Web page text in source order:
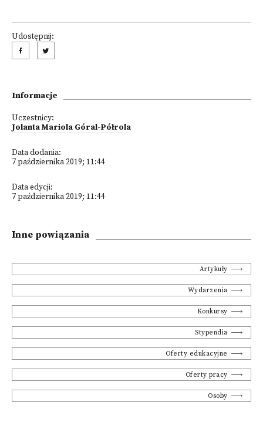
Udostępnij:
Informacje
Uczestnicy:
Jolanta Mariola Góral-Półrola
Data dodania:
7 października 2019; 11:44
Data edycji:
7 października 2019; 11:44
Inne powiązania
Artykuły
Wydarzenia
Konkursy
Stypendia
Oferty edukacyjne
Oferty pracy
Osoby